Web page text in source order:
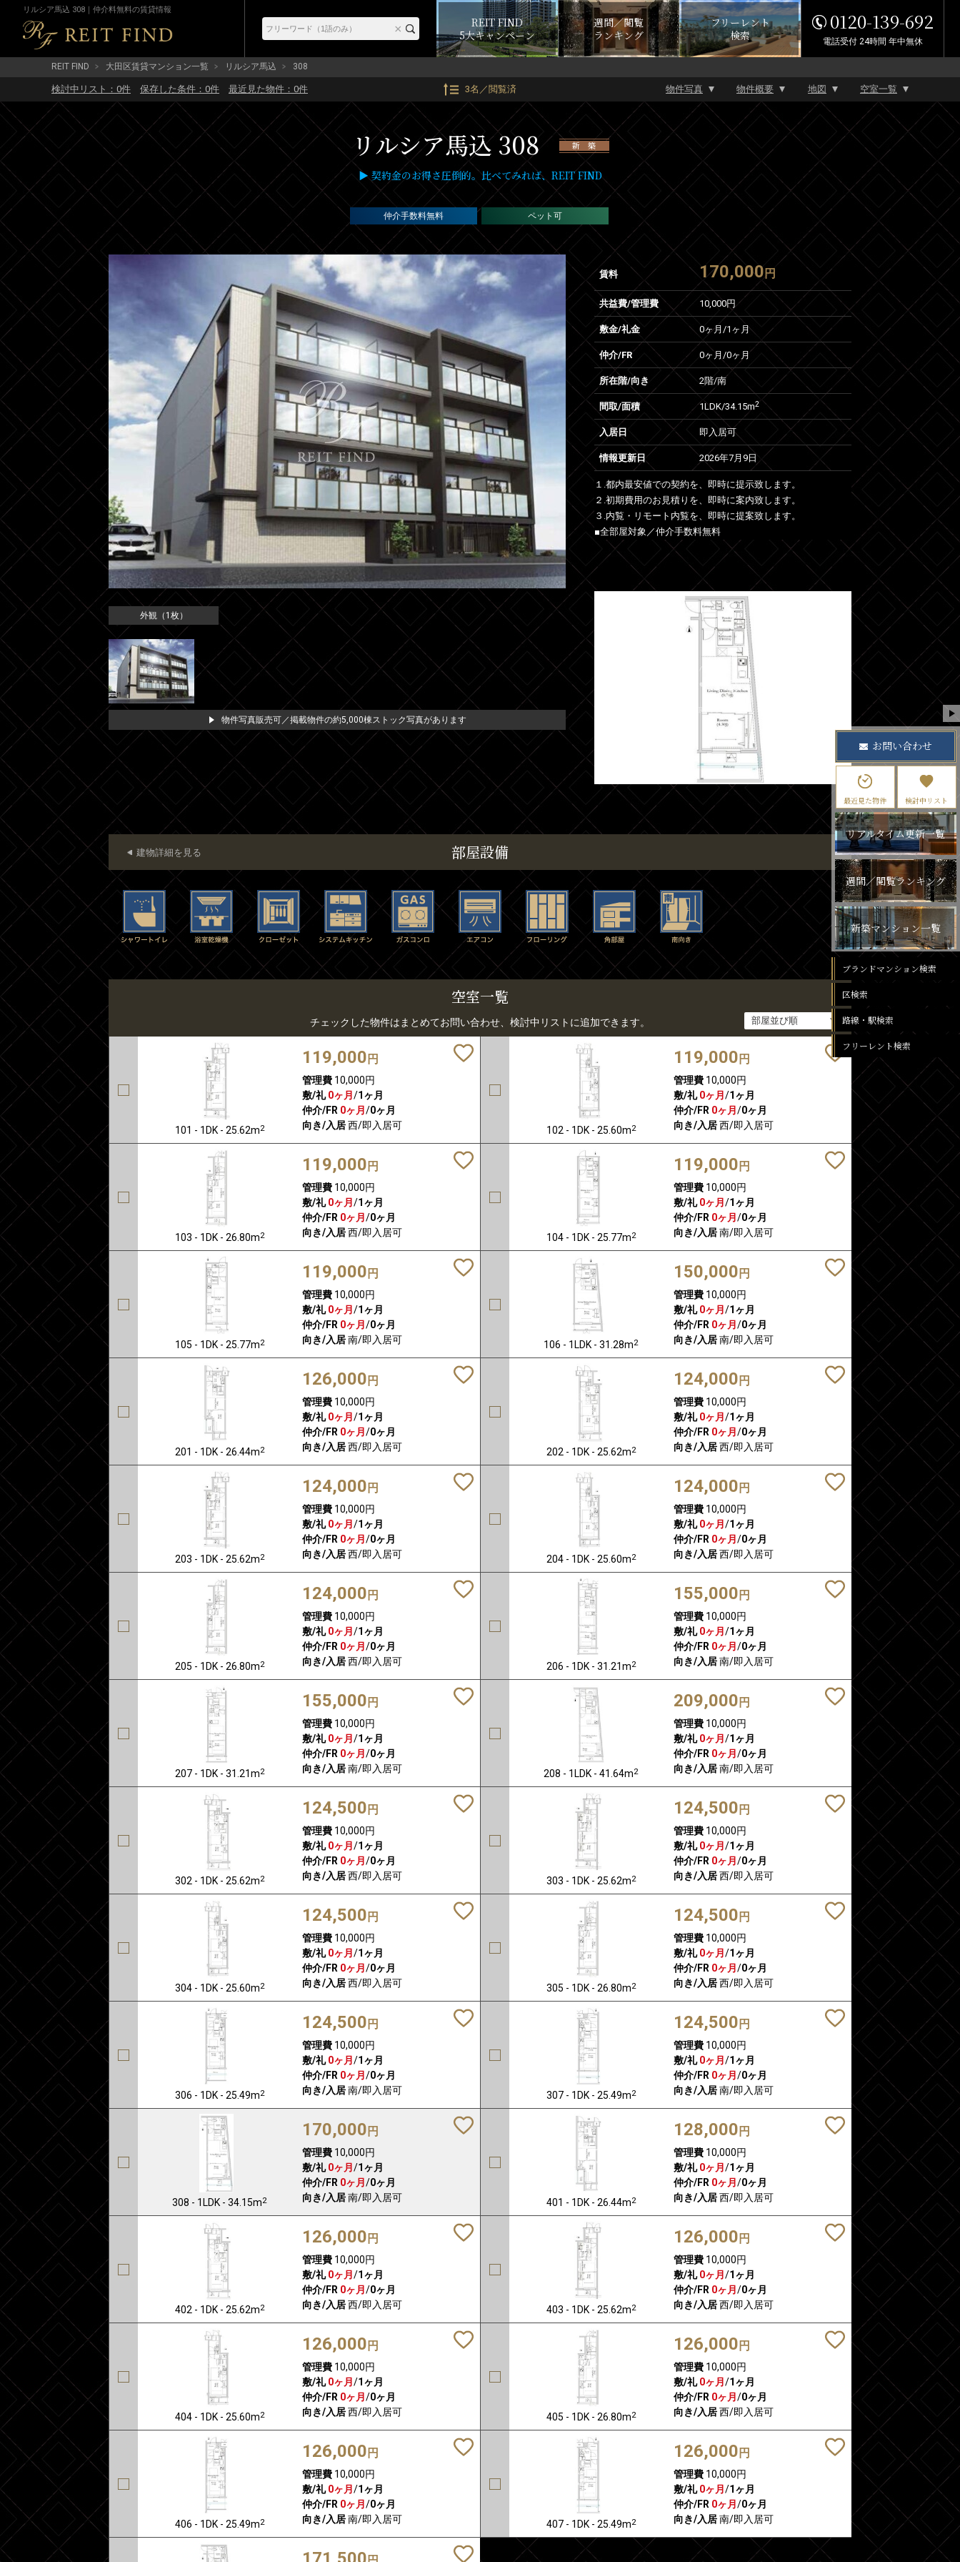
リルシア馬込 308｜仲介料無料の賃貸情報
REIT FIND
5大キャンペーン
週間／閲覧
ランキング
フリーレント
検索
0120-139-692
電話受付 24時間 年中無休
REIT FIND 大田区賃貸マンション一覧 リルシア馬込 308
検討中リスト： 0件 保存した条件： 0件 最近見た物件： 0件 3名／閲覧済 物件写真 物件概要 地図 空室一覧
リルシア馬込 308 新 築
▶ 契約金のお得さ圧倒的。比べてみれば、REIT FIND
仲介手数料無料 ペット可
外観（1枚）
物件写真販売可／掲載物件の約5,000棟ストック写真があります
賃料 170,000 円
共益費/管理費 10,000円
敷金/礼金 0ヶ月 /1ヶ月
仲介/FR 0ヶ月 /0ヶ月
所在階/向き 2階/南
間取/面積 1LDK/34.15m2
入居日 即入居可
情報更新日 2026年7月9日
１.都内最安値での契約を、即時に提示致します。
２.初期費用のお見積りを、即時に案内致します。
３.内覧・リモート内覧を、即時に提案致します。
■全部屋対象／仲介手数料無料
部屋設備
建物詳細を見る
空室一覧
チェックした物件はまとめてお問い合わせ、検討中リストに追加できます。
101 - 1DK - 25.62m2
119,000 円
管理費10,000円
敷/礼 0ヶ月 /1ヶ月
仲介/FR 0ヶ月 /0ヶ月
向き/入居西/即入居可 102 - 1DK - 25.60m2
119,000 円
管理費10,000円
敷/礼 0ヶ月 /1ヶ月
仲介/FR 0ヶ月 /0ヶ月
向き/入居西/即入居可
103 - 1DK - 26.80m2
119,000 円
管理費10,000円
敷/礼 0ヶ月 /1ヶ月
仲介/FR 0ヶ月 /0ヶ月
向き/入居西/即入居可 104 - 1DK - 25.77m2
119,000 円
管理費10,000円
敷/礼 0ヶ月 /1ヶ月
仲介/FR 0ヶ月 /0ヶ月
向き/入居南/即入居可
105 - 1DK - 25.77m2
119,000 円
管理費10,000円
敷/礼 0ヶ月 /1ヶ月
仲介/FR 0ヶ月 /0ヶ月
向き/入居南/即入居可 106 - 1LDK - 31.28m2
150,000 円
管理費10,000円
敷/礼 0ヶ月 /1ヶ月
仲介/FR 0ヶ月 /0ヶ月
向き/入居南/即入居可
201 - 1DK - 26.44m2
126,000 円
管理費10,000円
敷/礼 0ヶ月 /1ヶ月
仲介/FR 0ヶ月 /0ヶ月
向き/入居西/即入居可 202 - 1DK - 25.62m2
124,000 円
管理費10,000円
敷/礼 0ヶ月 /1ヶ月
仲介/FR 0ヶ月 /0ヶ月
向き/入居西/即入居可
203 - 1DK - 25.62m2
124,000 円
管理費10,000円
敷/礼 0ヶ月 /1ヶ月
仲介/FR 0ヶ月 /0ヶ月
向き/入居西/即入居可 204 - 1DK - 25.60m2
124,000 円
管理費10,000円
敷/礼 0ヶ月 /1ヶ月
仲介/FR 0ヶ月 /0ヶ月
向き/入居西/即入居可
205 - 1DK - 26.80m2
124,000 円
管理費10,000円
敷/礼 0ヶ月 /1ヶ月
仲介/FR 0ヶ月 /0ヶ月
向き/入居西/即入居可 206 - 1DK - 31.21m2
155,000 円
管理費10,000円
敷/礼 0ヶ月 /1ヶ月
仲介/FR 0ヶ月 /0ヶ月
向き/入居南/即入居可
207 - 1DK - 31.21m2
155,000 円
管理費10,000円
敷/礼 0ヶ月 /1ヶ月
仲介/FR 0ヶ月 /0ヶ月
向き/入居南/即入居可 208 - 1LDK - 41.64m2
209,000 円
管理費10,000円
敷/礼 0ヶ月 /1ヶ月
仲介/FR 0ヶ月 /0ヶ月
向き/入居南/即入居可
302 - 1DK - 25.62m2
124,500 円
管理費10,000円
敷/礼 0ヶ月 /1ヶ月
仲介/FR 0ヶ月 /0ヶ月
向き/入居西/即入居可 303 - 1DK - 25.62m2
124,500 円
管理費10,000円
敷/礼 0ヶ月 /1ヶ月
仲介/FR 0ヶ月 /0ヶ月
向き/入居西/即入居可
304 - 1DK - 25.60m2
124,500 円
管理費10,000円
敷/礼 0ヶ月 /1ヶ月
仲介/FR 0ヶ月 /0ヶ月
向き/入居西/即入居可 305 - 1DK - 26.80m2
124,500 円
管理費10,000円
敷/礼 0ヶ月 /1ヶ月
仲介/FR 0ヶ月 /0ヶ月
向き/入居西/即入居可
306 - 1DK - 25.49m2
124,500 円
管理費10,000円
敷/礼 0ヶ月 /1ヶ月
仲介/FR 0ヶ月 /0ヶ月
向き/入居南/即入居可 307 - 1DK - 25.49m2
124,500 円
管理費10,000円
敷/礼 0ヶ月 /1ヶ月
仲介/FR 0ヶ月 /0ヶ月
向き/入居南/即入居可
308 - 1LDK - 34.15m2
170,000 円
管理費10,000円
敷/礼 0ヶ月 /1ヶ月
仲介/FR 0ヶ月 /0ヶ月
向き/入居南/即入居可 401 - 1DK - 26.44m2
128,000 円
管理費10,000円
敷/礼 0ヶ月 /1ヶ月
仲介/FR 0ヶ月 /0ヶ月
向き/入居西/即入居可
402 - 1DK - 25.62m2
126,000 円
管理費10,000円
敷/礼 0ヶ月 /1ヶ月
仲介/FR 0ヶ月 /0ヶ月
向き/入居西/即入居可 403 - 1DK - 25.62m2
126,000 円
管理費10,000円
敷/礼 0ヶ月 /1ヶ月
仲介/FR 0ヶ月 /0ヶ月
向き/入居西/即入居可
404 - 1DK - 25.60m2
126,000 円
管理費10,000円
敷/礼 0ヶ月 /1ヶ月
仲介/FR 0ヶ月 /0ヶ月
向き/入居西/即入居可 405 - 1DK - 26.80m2
126,000 円
管理費10,000円
敷/礼 0ヶ月 /1ヶ月
仲介/FR 0ヶ月 /0ヶ月
向き/入居西/即入居可
406 - 1DK - 25.49m2
126,000 円
管理費10,000円
敷/礼 0ヶ月 /1ヶ月
仲介/FR 0ヶ月 /0ヶ月
向き/入居南/即入居可 407 - 1DK - 25.49m2
126,000 円
管理費10,000円
敷/礼 0ヶ月 /1ヶ月
仲介/FR 0ヶ月 /0ヶ月
向き/入居南/即入居可
お問い合わせ
最近見た物件 検討中リスト
リアルタイム更新一覧
週間／閲覧ランキング
新築マンション一覧
ブランドマンション検索
区検索
路線・駅検索
フリーレント検索